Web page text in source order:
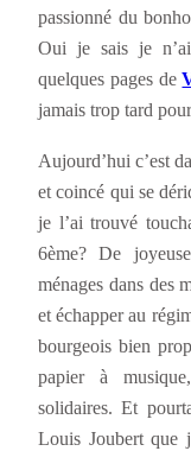
passionné du
Oui je sais je
quelques pages de
jamais trop tard
Aujourd’hui c’est
et coincé qui se
je l’ai trouvé
6ème? De
ménages dans des
et échapper au
bourgeois bien
papier à
solidaires. Et
Louis Joubert que